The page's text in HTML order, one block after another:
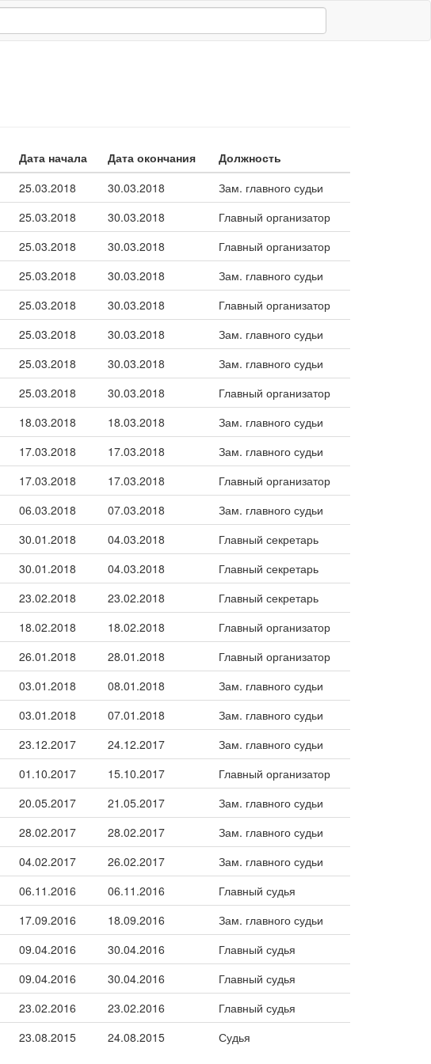
Дата начала Дата окончания
Должность
25.03.2018 30.03.2018
Зам. главного судьи
25.03.2018 30.03.2018
Главный организатор
25.03.2018 30.03.2018
Главный организатор
25.03.2018 30.03.2018
Зам. главного судьи
25.03.2018 30.03.2018
Главный организатор
25.03.2018 30.03.2018
Зам. главного судьи
25.03.2018 30.03.2018
Зам. главного судьи
25.03.2018 30.03.2018
Главный организатор
18.03.2018 18.03.2018
Зам. главного судьи
17.03.2018 17.03.2018
Зам. главного судьи
17.03.2018 17.03.2018
Главный организатор
06.03.2018 07.03.2018
Зам. главного судьи
30.01.2018 04.03.2018
Главный секретарь
30.01.2018 04.03.2018
Главный секретарь
23.02.2018 23.02.2018
Главный секретарь
18.02.2018 18.02.2018
Главный организатор
26.01.2018 28.01.2018
Главный организатор
03.01.2018 08.01.2018
Зам. главного судьи
03.01.2018 07.01.2018
Зам. главного судьи
23.12.2017 24.12.2017
Зам. главного судьи
01.10.2017 15.10.2017
Главный организатор
20.05.2017 21.05.2017
Зам. главного судьи
28.02.2017 28.02.2017
Зам. главного судьи
04.02.2017 26.02.2017
Зам. главного судьи
06.11.2016 06.11.2016
Главный судья
17.09.2016 18.09.2016
Зам. главного судьи
09.04.2016 30.04.2016
Главный судья
09.04.2016 30.04.2016
Главный судья
23.02.2016 23.02.2016
Главный судья
23.08.2015 24.08.2015 Судья